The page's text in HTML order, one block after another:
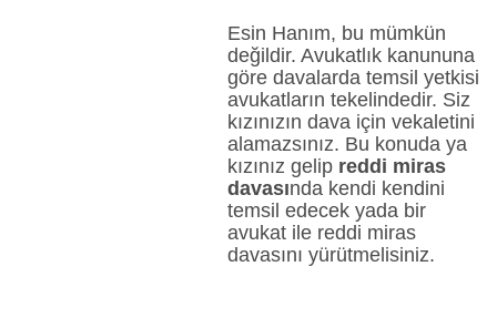
Esin Hanım, bu mümkün
değildir. Avukatlık kanununa
göre davalarda temsil yetkisi
avukatların tekelindedir. Siz
kızınızın dava için vekaletini
alamazsınız. Bu konuda ya
kızınız gelip reddi miras
davasında kendi kendini
temsil edecek yada bir
avukat ile reddi miras
davasını yürütmelisiniz.